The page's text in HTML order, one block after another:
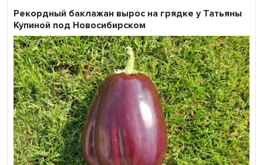
Рекордный баклажан вырос на грядке у Татьяны
Купиной под Новосибирском